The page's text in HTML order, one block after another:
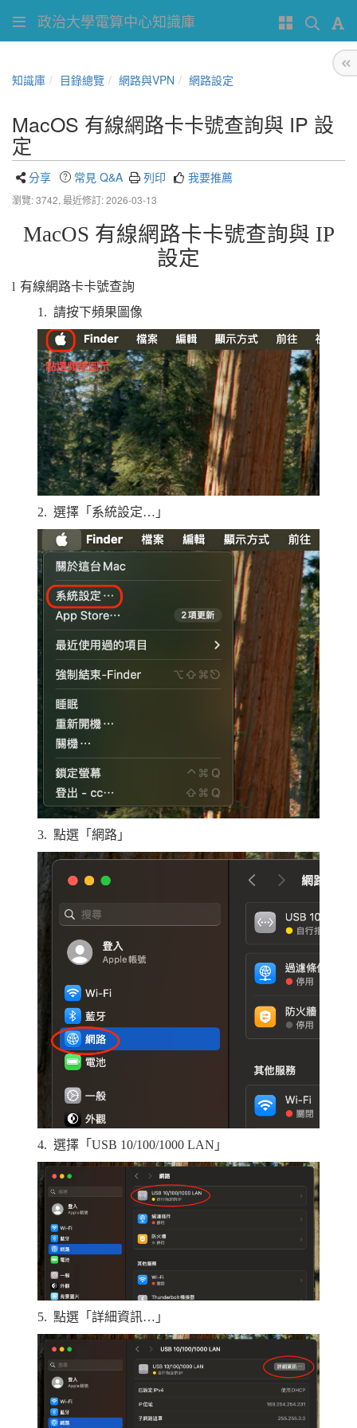
政治大學電算中心知識庫
知識庫 目錄總覽 網路與VPN 網路設定
MacOS 有線網路卡卡號查詢與 IP 設
定
分享 常見 Q&A 列印 我要推薦
瀏覽: 3742, 最近修訂: 2026-03-13
MacOS 有線網路卡卡號查詢與 IP
設定
l 有線網路卡卡號查詢
1. 請按下頻果圖像
2. 選擇「系統設定…」
3. 點選「網路」
4. 選擇「 USB 10/100/1000 LAN 」
5. 點選「詳細資訊…」